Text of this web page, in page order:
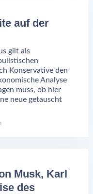
auf der
gilt als
Konservative den
Analyse
muss, ob hier
neue getauscht
Musk, Karl
des